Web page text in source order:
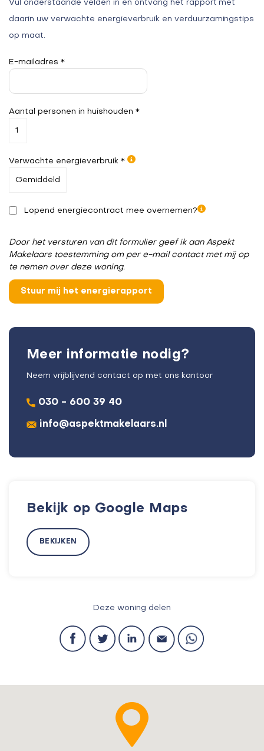
Vul onderstaande velden in en ontvang het rapport met
daarin uw verwachte energieverbruik en verduurzamingstips
op maat.
E-mailadres *
Aantal personen in huishouden *
Verwachte energieverbruik *
Lopend energiecontract mee overnemen?
Door het versturen van dit formulier geef ik aan Aspekt
Makelaars toestemming om per e-mail contact met mij op
te nemen over deze woning.
Meer informatie nodig?
Neem vrijblijvend contact op met ons kantoor
030 - 600 39 40
info@aspektmakelaars.nl
Bekijk op Google Maps
BEKIJKEN
Deze woning delen